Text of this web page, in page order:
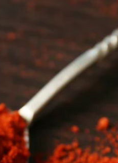
与え、むちゃ食
4) オメガが豊富
ガ脂肪、特にオ
肪、特に髪と肌
3 とオメガ 6 脂
す。
5) 豊富な酸化防
豊富な供給源で
ジカルによる損
老化を防ぐのに